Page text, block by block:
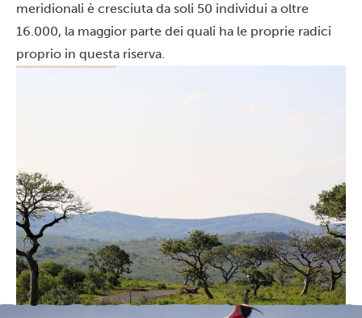
meridionali è cresciuta da soli 50 individui a oltre
16.000, la maggior parte dei quali ha le proprie radici
proprio in questa riserva.